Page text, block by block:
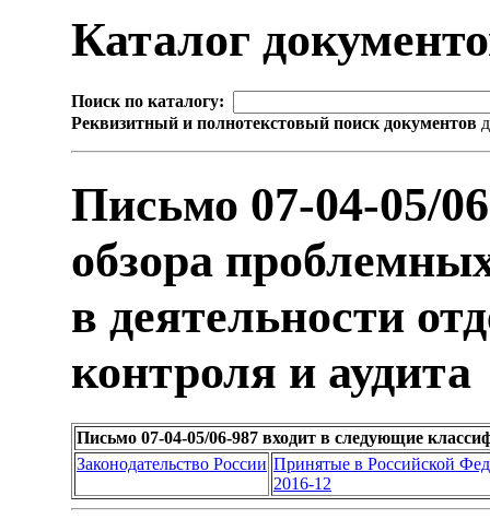
Каталог
Поиск по каталогу:
Реквизитный и полнотекстовый поиск документов
Письмо 07-04-05/
обзора
в деятельности
контроля и аудита
Письмо 07-04-05/06-987 входит в следующие
Законодательство России Принятые в Российской
2016-12